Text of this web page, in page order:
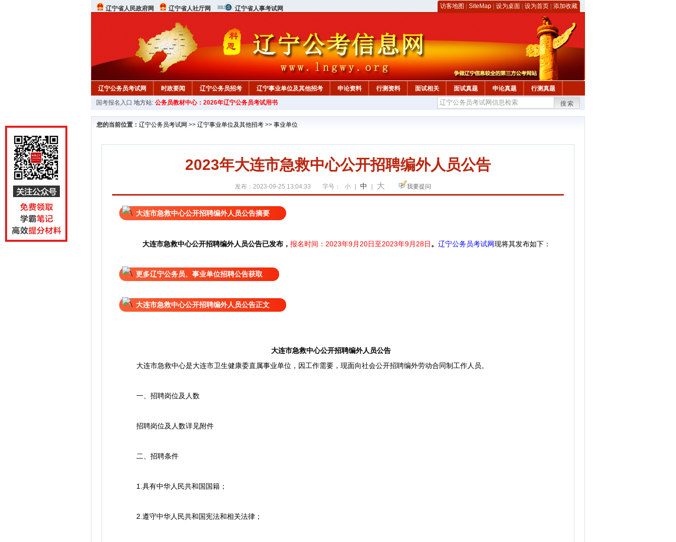
辽宁省人民政府网 辽宁省人社厅网 辽宁省人事考试网 访客地图 SiteMap 设为桌面 设为首页 添加收藏
辽宁公务员考试网 时政要闻 辽宁公务员招考 辽宁事业单位及其他招考 申论资料 行测资料 面试相关 面试真题 申论真题 行测真题
在线咨询 教材中心
国考报名入口 地方站: 公务员教材中心：2026年辽宁公务员考试用书 搜索
您的当前位置： 辽宁公务员考试网 >> 辽宁事业单位及其他招考 >> 事业单位
2023年大连市急救中心公开招聘编外人员公告
发布：2023-09-25 13:04:33 字号： 小 中 大 我要提问
大连市急救中心公开招聘编外人员公告摘要
大连市急救中心公开招聘编外人员公告已发布， 报名时间：2023年9月20日至2023年9月28日。 辽宁公务员考试网现将其发布如下：
更多辽宁公务员、事业单位招聘公告获取
大连市急救中心公开招聘编外人员公告正文
大连市急救中心公开招聘编外人员公告
大连市急救中心是大连市卫生健康委直属事业单位，因工作需要，现面向社会公开招聘编外劳动合同制工作人员。
一、招聘岗位及人数
招聘岗位及人数详见附件
二、招聘条件
1.具有中华人民共和国国籍；
2.遵守中华人民共和国宪法和相关法律；